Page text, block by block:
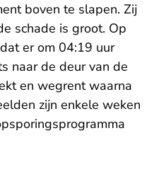
boven te slapen. Zij
schade is groot. Op
er om 04:19 uur
naar de deur van de
en wegrent waarna
zijn enkele weken